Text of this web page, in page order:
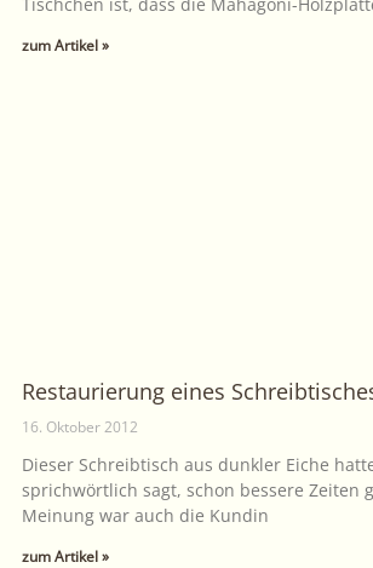
zum Artikel »
Restaurierung eines
16. Oktober 2012
Dieser Schreibtisch aus dunkler Eiche
sprichwörtlich sagt, schon bessere Zeiten
Meinung war auch die Kundin
zum Artikel »